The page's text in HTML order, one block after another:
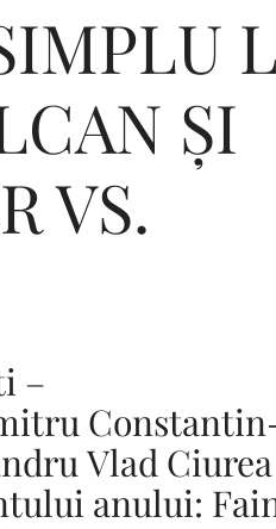
ȘI
VS.
–
Vlad
anului: